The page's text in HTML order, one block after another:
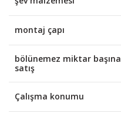
montaj çapı
bölünemez miktar başına
satış
Çalışma konumu